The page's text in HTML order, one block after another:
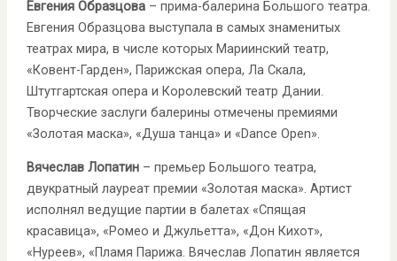
Евгения Образцова– прима-балерина Большого театра.
Евгения Образцова выступала в самых знаменитых
театрах мира, в числе которых Мариинский театр,
«Ковент-Гарден», Парижская опера, Ла Скала,
Штутгартская опера и Королевский театр Дании.
Творческие заслуги балерины отмечены премиями
«Золотая маска», «Душа танца» и «Dance Open».
Вячеслав Лопатин– премьер Большого театра,
двукратный лауреат премии «Золотая маска». Артист
исполнял ведущие партии в балетах «Спящая
красавица», «Ромео и Джульетта», «Дон Кихот»,
«Нуреев», «Пламя Парижа. Вячеслав Лопатин является